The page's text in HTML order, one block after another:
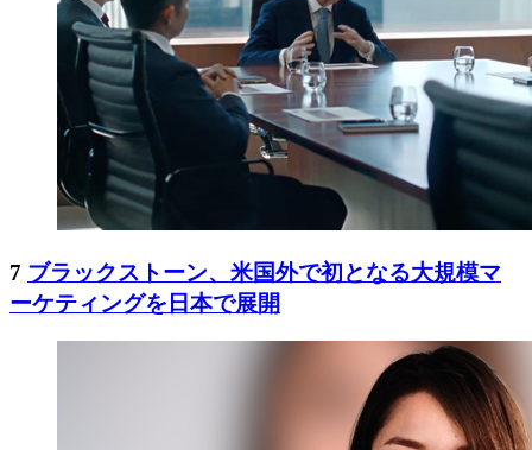
7 ブラックストーン、米国外で初となる大規模マ
ーケティングを日本で展開